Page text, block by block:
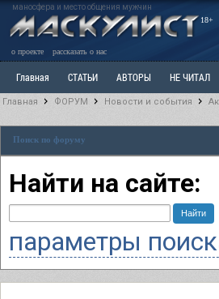
маносфера и место общения мужчин
18+
о проекте рассказать о нас
Главная СТАТЬИ АВТОРЫ НЕ ЧИТАЛ
РАЗДЕЛ: Разное
Главная ФОРУМ Новости и события
Поиск по форуму
Найти на сайте:
параметры